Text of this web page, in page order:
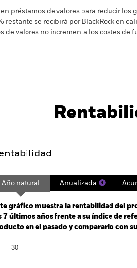
préstamos de valores para reducir
restante se recibirá por BlackRock en
de valores no incrementa los costes
SFDR Web
2018-06-01 00:00:00 to 2026-07-31
-48 to 24.
Año natural Anualizada
gráfico muestra la rentabilidad del
7 últimos años frente a su índice de
en el pasado y compararlo con
chart with 2 data series.
30